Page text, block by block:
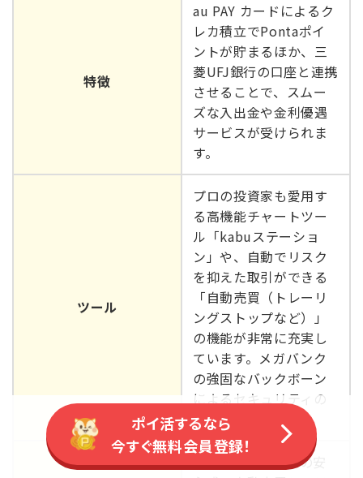
特徴
au PAY カードによるク
レカ積立でPontaポイ
ントが貯まるほか、三
菱UFJ銀行の口座と連携
させることで、スムー
ズな入出金や金利優遇
サービスが受けられま
す。
ツール
プロの投資家も愛用す
る高機能チャートツー
ル「kabuステーショ
ン」や、自動でリスク
を抑えた取引ができる
「自動売買（トレーリ
ングストップなど）」
の機能が非常に充実し
ています。メガバンク
の強固なバックボーン
によるセキュリティの
安心感も随一です。
MUFGグループの安
ポイ活するなら
今すぐ無料会員登録！